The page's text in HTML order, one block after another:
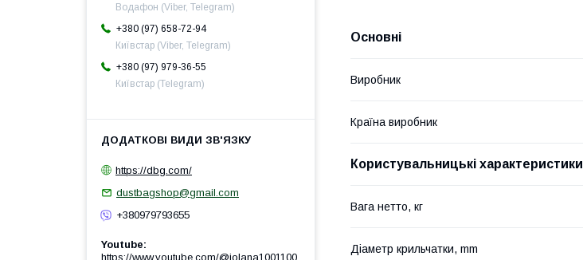
Основні
Виробник
Країна виробник
Користувальницькі характеристики
Вага нетто, кг
Діаметр крильчатки, mm
Водафон (Viber, Telegram)
+380 (97) 658-72-94
Київстар (Viber, Telegram)
+380 (97) 979-36-55
Київстар (Telegram)
https://dbg.com/
dustbagshop@gmail.com
+380979793655
Youtube
https://www.youtube.com/@iolana1001100